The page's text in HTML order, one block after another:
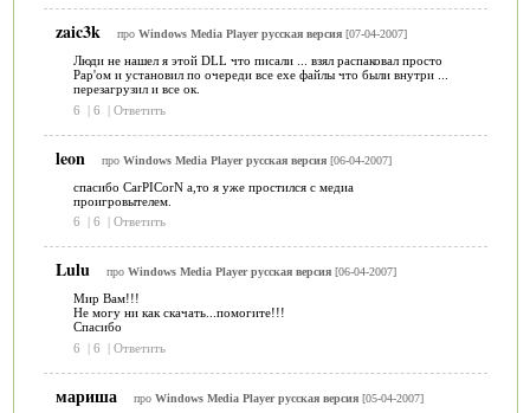
zaic3k про Windows Media Player русская версия[07-04-2007]
Люди не нашел я этой DLL что писали ... взял распаковал просто
Рар'ом и установил по очереди все ехе файлы что были внутри ...
перезагрузил и все ок.
6
| 6 | Ответить
leon про Windows Media Player русская версия[06-04-2007]
спасибо CarPICorN а,то я уже простился с медиа
проигровытелем.
6
| 6 | Ответить
Lulu про Windows Media Player русская версия[06-04-2007]
Мир Вам!!!
Не могу ни как скачать...помогите!!!
Спасибо
6
| 6 | Ответить
мариша про Windows Media Player русская версия[05-04-2007]